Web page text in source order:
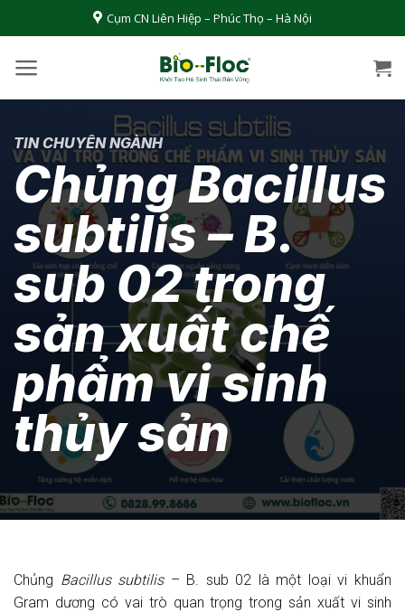
qua
nội
dung
Cụm CN Liên Hiệp – Phúc Thọ – Hà Nội
TIN CHUYÊN NGÀNH
Chủng Bacillus
subtilis – B.
sub 02 trong
sản xuất chế
phẩm vi sinh
thủy sản
Chủng Bacillus subtilis– B. sub 02 là một loại vi khuẩn
Gram dương có vai trò quan trọng trong sản xuất vi sinh